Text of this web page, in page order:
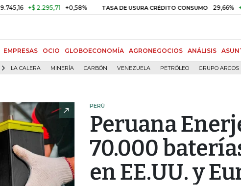
+$ 2.295,71 +0,58% TASA DE USURA CRÉDITO CONSUMO 29,66% +0,87%
EMPRESAS OCIO GLOBOECONOMÍA AGRONEGOCIOS ANÁLISIS
LA CALERA MINERÍA CARBÓN VENEZUELA PETRÓLEO GRUPO ARGOS
PERÚ
Peruana
70.000
en EE.UU. y